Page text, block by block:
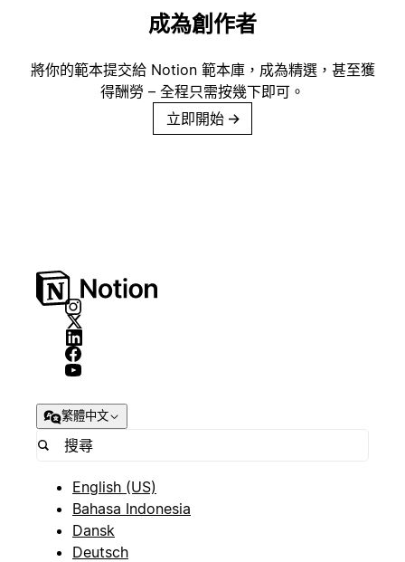
成為創作者
將你的範本提交給 Notion 範本庫，成為精選，甚至獲
得酬勞 – 全程只需按幾下即可。
立即開始 →
繁體中文
English (US)
Bahasa Indonesia
Dansk
Deutsch